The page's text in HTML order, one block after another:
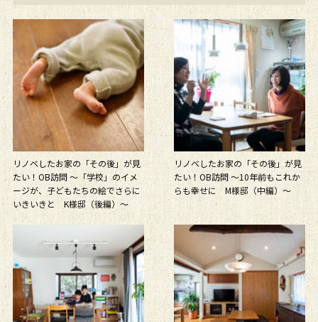
リノベしたお家の「その後」が見
たい！OB訪問 〜「学校」のイメ
ージが、子どもたちの絵でさらに
いきいきと K様邸（後編）〜
リノベしたお家の「その後」が見
たい！OB訪問 〜10年前もこれか
らも幸せに M様邸（中編）〜